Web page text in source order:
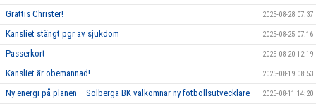
Grattis Christer! 2025-08-28 07:37
Kansliet stängt pgr av sjukdom 2025-08-25 07:16
Passerkort 2025-08-20 12:19
Kansliet är obemannad! 2025-08-19 08:53
Ny energi på planen – Solberga BK välkomnar ny fotbollsutvecklare 2025-08-11 14:20